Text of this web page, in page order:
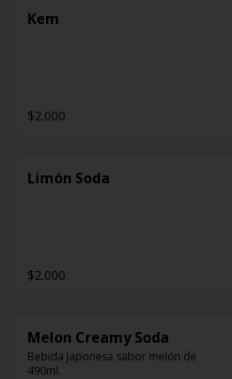
Kem
$2.000
Limón Soda
$2.000
Melon Creamy Soda
Bebida Japonesa sabor melón de
490ml.